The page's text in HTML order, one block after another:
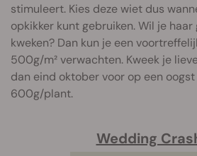
stimuleert. Kies deze wiet dus
opkikker kunt gebruiken. Wil je haar
kweken? Dan kun je een
500g/m² verwachten. Kweek je
dan eind oktober voor op een
600g/plant.
Wedding